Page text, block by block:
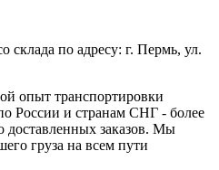
склада по адресу: г. Пермь, ул.
опыт транспортировки
России и странам СНГ - более
доставленных заказов. Мы
груза на всем пути